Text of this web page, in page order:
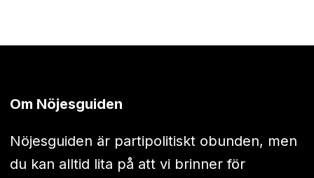
Om Nöjesguiden
Nöjesguiden är partipolitiskt obunden, men
du kan alltid lita på att vi brinner för